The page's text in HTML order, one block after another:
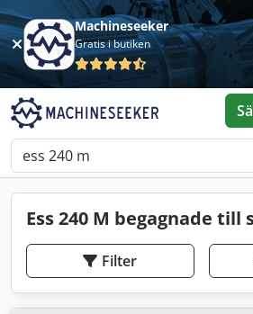
Machineseeker
Gratis i butiken
Ess 240 M begagnade till
Filter